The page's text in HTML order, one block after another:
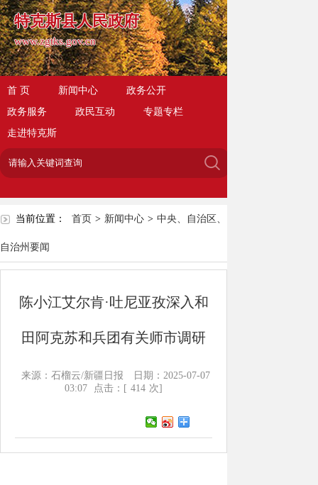
特克斯县人民政府
www.zgtks.gov.cn
首 页 新闻中心
政务公开
政务服务
政民互动
专题专栏
走进特克斯
当前位置： 首页 > 新闻中心 > 中央、自治区、
自治州要闻
陈小江艾尔肯·吐尼亚孜深入和
田阿克苏和兵团有关师市调研
来源：石榴云/新疆日报
日期：2025-07-07
03:07
点击：[ 414 次]